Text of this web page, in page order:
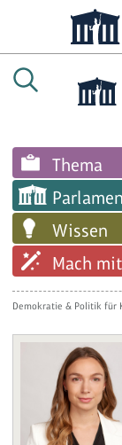
Thema
Wissen
Mach
Demokratie & Politik für